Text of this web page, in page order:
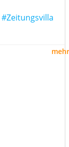
#Zeitungsvilla
mehr